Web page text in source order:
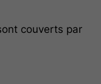
couverts par